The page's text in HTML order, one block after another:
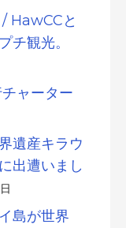
HawCCと
チ観光。
ャーター
遺産キラウ
出遭いまし
島が世界